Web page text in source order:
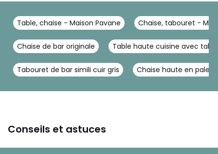
Table, chaise - Maison Pavane Chaise, tabouret -
Chaise de bar originale Table haute cuisine avec
Tabouret de bar simili cuir gris Chaise haute en
Conseils et astuces